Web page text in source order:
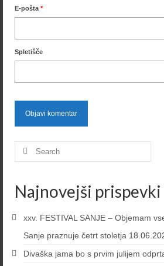
E-pošta *
Spletišče
Search
Najnovejši prispevki
xxv. FESTIVAL SANJE – Objemam
Sanje praznuje četrt stoletja
Divaška jama bo s prvim julijem